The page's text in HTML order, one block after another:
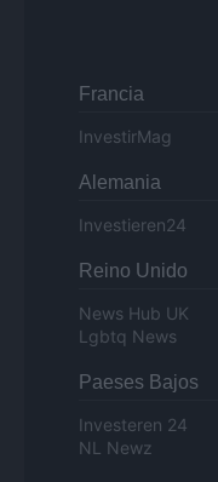
Francia
InvestirMag
Alemania
Investieren24
Reino Unido
News Hub UK
Lgbtq News
Paeses Bajos
Investeren 24
NL Newz